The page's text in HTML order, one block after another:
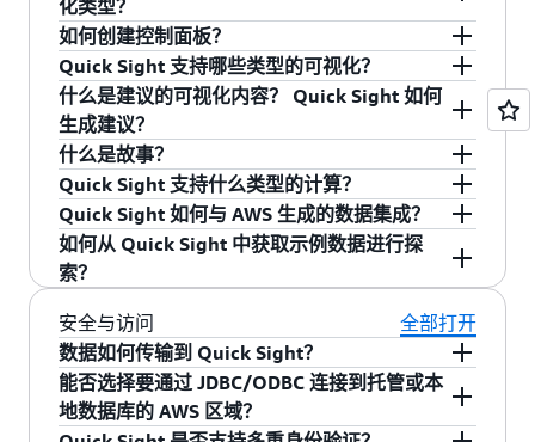
和删除用户账户、购买年度订阅和 SPICE 容量。
创建用户账户时，您应通过应用程序内界面向该
用户发送电子邮件邀请，然后该用户通过指定密
码并登录服务来完成账户创建。
的 AWS 账户中常用 AWS 数据存储库中的数据。
只需将 Quick Sight 指向发现的某个数据来源即
可。要连接到您的 AWS 账户之外或不同区域中的
其他 AWS 数据来源，您可以提供该来源的连接详
细信息。然后，选择一个表格并开始分析数据。
您也可以上传电子表格和 CSV 文件，并使用
Quick Sight 来分析您的文件。要创建可视化内
容，请先选择要分析的数据字段，或将字段直接
拖动到可视画布，或结合执行这两个操作。Quick
Sight 将根据您选择的数据自动选择要显示的相应
可视化内容。
化类型？
Quick Sight 具有称为 AutoGraph 的创新技术，该
技术可使它根据数据的属性（如基数和数据类
型）选择最适当的可视化类型。所选的可视化类
型可以通过有效方式最佳地呈现数据和关系。
如何创建控制面板？
控制面板是经排列并共同可见的可视化内容、表
格和其他可视显示的集合。借助 Quick Sight，您
可以通过排列可视化内容的布局和大小在分析中
编制控制面板，然后将控制面板发布给组织内的
受众。或者，如果您启用了生成式商业智能，效
果会更好，您可以使用 Amazon Q 将构建控制面
板的时间从几小时缩短到几分钟。
Quick Sight 支持哪些类型的可视化？
Quick Sight 支持各种各样的可视化，以便于使用
各种不同的分析方法：比较和分配条形图（多种
变体）随时间变化线形图面积折线图相关性散点
图热图聚合饼状图树形图表格式数据透视表。
什么是建议的可视化内容？ Quick Sight 如何
生成建议？
Quick Sight 随附一个内置的建议引擎，该引擎根
据基本数据集的属性为您提供建议的可视化内
容。建议作为分析的第一步或下一步可能执行的
操作，可免去执行询问和了解数据架构的耗时任
务。在您使用更具体的数据时，建议将进行更新
以反映适合当前分析的下一个步骤。
什么是故事？
故事通过具体的分析视图为您提供指导。它们可
用于传达关键点、思维过程或协作分析的发展。
您可以通过捕获和注释特定分析状态，在 Quick
Sight 中构造故事。当故事的读者选择故事中的图
像时，就会进入这一点所在的分析过程，他们可
以在那里自行探索。
Quick Sight 支持什么类型的计算？
您可以执行典型的算术和比较函数；条件函数
（如“if, then”函数）和日期、数字和字符串计
算。
Quick Sight 如何与 AWS 生成的数据集成？
如今，账单与成本管理提供与 Quick Sight 的直接
集成，Quick Sight 会自动创建成本与使用情况控
制面板，供您深入了解 AWS 支出。该控制面板的
灵感来自开源项目云智能控制面板（CID）。成本
与使用情况控制面板将 CID 的优势作为一项由
AWS 提供支持的功能集成到账单与成本管理控制
台，无需维护 Amazon Athena 视图或 AWS Glue
如何从 Quick Sight 中获取示例数据进行探
索？
为方便起见，您在 Amazon Quick Sight 中创建账
户时，会自动生成示例分析。您还可以使用下列
链接下载原始数据：业务概述人员概述销售管道
Web 和市场营销分析这些数据集由 47Lining 创
建，后者是一个 AWS 高级咨询合作伙伴，拥有大
安全与访问
全部打开
数据如何传输到 Quick Sight？
您可以通过多种方式让数据进入 Quick Sight：文
件上传、连接到 AWS 数据来源、通过
能否选择要通过 JDBC/ODBC 连接到托管或本
地数据库的 AWS 区域？